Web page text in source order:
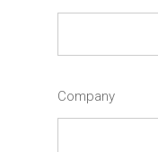
Company